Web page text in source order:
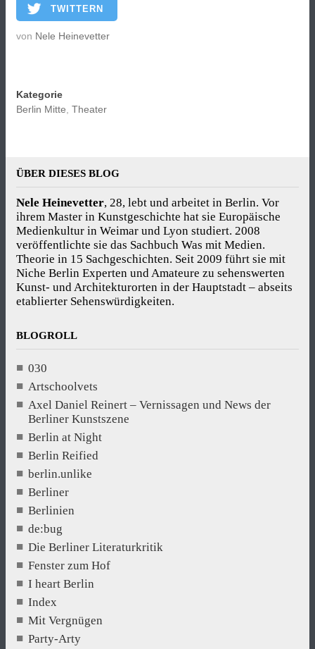
TWITTERN
von Nele Heinevetter
Kategorie
Berlin Mitte Theater
ÜBER DIESES BLOG
Nele Heinevetter, 28, lebt und arbeitet in Berlin. Vor
ihrem Master in Kunstgeschichte hat sie Europäische
Medienkultur in Weimar und Lyon studiert. 2008
veröffentlichte sie das Sachbuch Was mit Medien.
Theorie in 15 Sachgeschichten. Seit 2009 führt sie mit
Niche Berlin Experten und Amateure zu sehenswerten
Kunst- und Architekturorten in der Hauptstadt – abseits
etablierter Sehenswürdigkeiten.
BLOGROLL
030
Artschoolvets
Axel Daniel Reinert – Vernissagen und News der
Berliner Kunstszene
Berlin at Night
Berlin Reified
berlin.unlike
Berliner
Berlinien
de:bug
Die Berliner Literaturkritik
Fenster zum Hof
I heart Berlin
Index
Mit Vergnügen
Party-Arty